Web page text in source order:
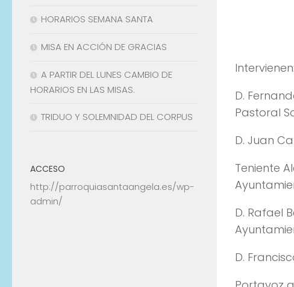
Intervienen:
D.
Pastoral
D. Juan
Teniente
D. Rafael
D.
HORARIOS SEMANA SANTA
MISA EN ACCIÓN DE GRACIAS
A PARTIR DEL LUNES CAMBIO DE
HORARIOS EN LAS MISAS.
TRIDUO Y SOLEMNIDAD DEL CORPUS
ACCESO
http://parroquiasantaangela.es/wp-
admin/